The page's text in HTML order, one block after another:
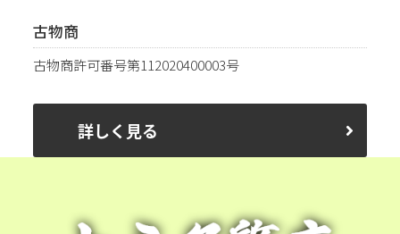
古物商
古物商許可番号第112020400003号
詳しく見る